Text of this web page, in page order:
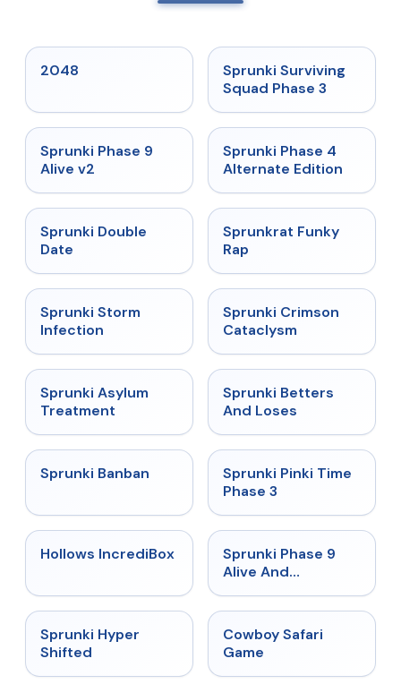
2048 ★ 4.7
Sprunki Surviving
Squad Phase 3
★
Sprunki Phase 9
Alive v2
★
Sprunki Phase 4
Alternate Edition
★
Sprunki Double
Date
★ 4.7
Sprunkrat Funky
Rap
★
Sprunki Storm
Infection
★ 4.7
Sprunki Crimson
Cataclysm
★
Sprunki Asylum
Treatment
★
Sprunki Betters
And Loses
★
Sprunki Banban ★ 4.9
Sprunki Pinki Time
Phase 3
★ 4.3
Hollows IncrediBox ★
Sprunki Phase 9
Alive And
Sprunki Hyper
Shifted
Cowboy Safari
Game